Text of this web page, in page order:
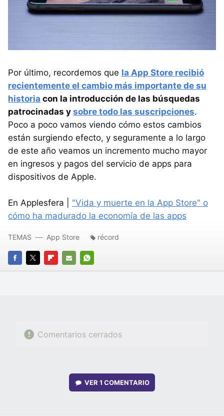
Por último, recordemos que la App Store recibió
recientemente el cambio más importante de su
historia con la introducción de las búsquedas
patrocinadas y sobre todo las suscripciones.
Poco a poco vamos viendo cómo estos cambios
están surgiendo efecto, y seguramente a lo largo
de este año veamos un incremento mucho mayor
en ingresos y pagos del servicio de apps para
dispositivos de Apple.
En Applesfera | "Vida y muerte en la App Store" o
cómo ha madurado la economía de las apps
FACEBOOK
TWITTERFLIPBOARD
E-
WHATSAPP
TEMAS App Store récord
Comentarios cerrados
VER 1 COMENTARIO